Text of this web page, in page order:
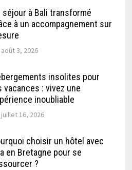
séjour à Bali transformé
à un accompagnement sur
août 3, 2026
insolites pour
vacances : vivez une
inoubliable
juillet 16, 2026
choisir un hôtel avec
en Bretagne pour se
?